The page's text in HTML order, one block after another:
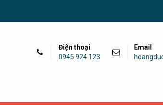
Điện thoại
0945 924 123
Email